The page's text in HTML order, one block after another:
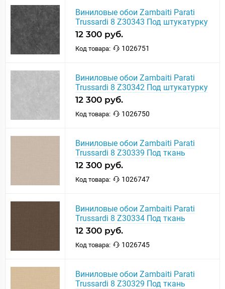
Виниловые обои Zambaiti Parati
Trussardi 8 Z30343 Под штукатурку
12 300 руб.
Код товара: 1026751
Виниловые обои Zambaiti Parati
Trussardi 8 Z30342 Под штукатурку
12 300 руб.
Код товара: 1026750
Виниловые обои Zambaiti Parati
Trussardi 8 Z30339 Под ткань
12 300 руб.
Код товара: 1026747
Виниловые обои Zambaiti Parati
Trussardi 8 Z30334 Под ткань
12 300 руб.
Код товара: 1026745
Виниловые обои Zambaiti Parati
Trussardi 8 Z30329 Под ткань